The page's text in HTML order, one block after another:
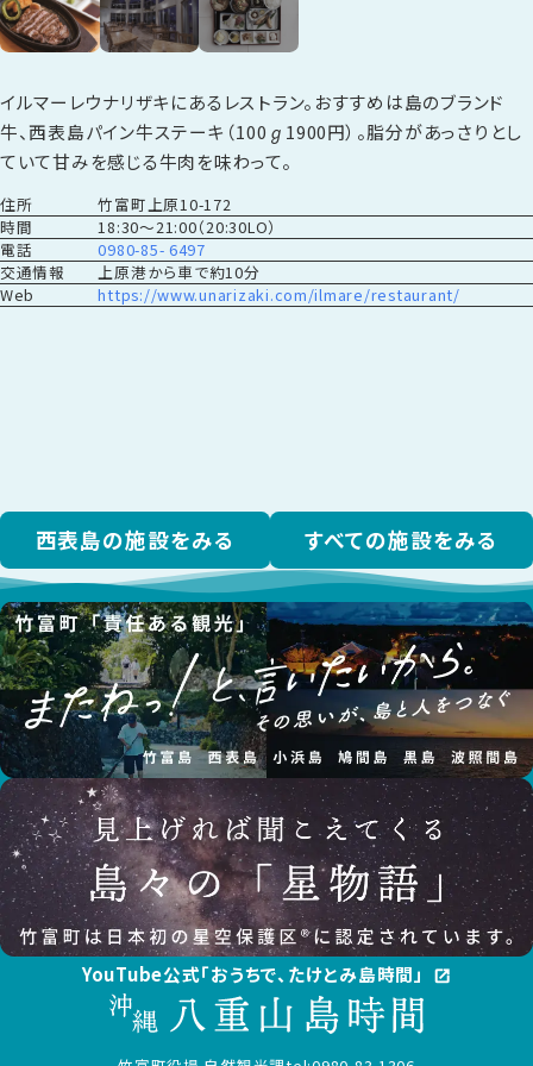
イルマーレウナリザキにあるレストラン。おすすめは島のブランド
牛、西表島パイン牛ステーキ（100ℊ1900円）。脂分があっさりとし
ていて甘みを感じる牛肉を味わって。
住所
竹富町上原10-172
時間
18:30～21:00（20:30LO）
電話
0980-85- 6497
交通情報
上原港から車で約10分
Web
https://www.unarizaki.com/ilmare/restaurant/
西表島の施設をみる すべての施設をみる
YouTube公式「おうちで、たけとみ島時間」 open_in_new